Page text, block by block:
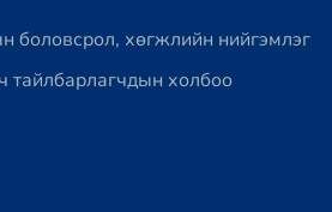
боловсрол, хөгжлийн нийгэмлэг
тайлбарлагчдын холбоо